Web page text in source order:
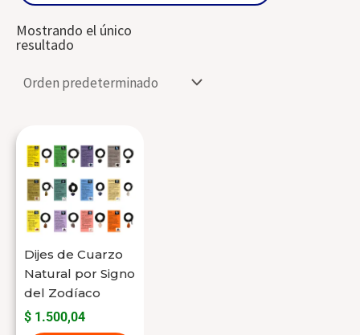
Mostrando el único
resultado
Dijes de Cuarzo
Natural por Signo
del Zodíaco
$ 1.500,04
producto
tiene
varias
variantes.
Las
opciones
se
pueden